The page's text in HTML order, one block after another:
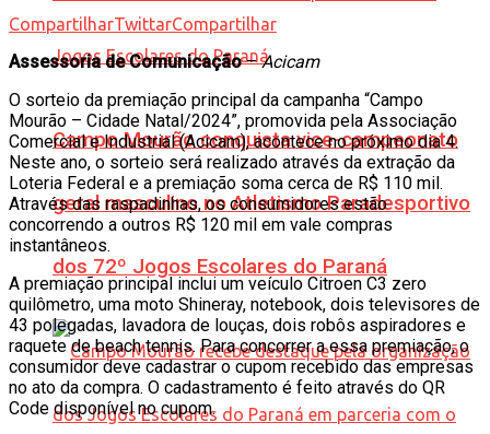
Campo Mourão conquista vice-campeonato
geral masculino no Atletismo Paradesportivo
dos 72º Jogos Escolares do Paraná
CompartilharTwittarCompartilhar
Assessoria de Comunicação–Acicam
O sorteio da premiação principal da campanha “Campo
Mourão – Cidade Natal/2024”, promovida pela Associação
Comercial e Industrial (Acicam), acontece no próximo dia 4.
Neste ano, o sorteio será realizado através da extração da
Loteria Federal e a premiação soma cerca de R$ 110 mil.
Através das raspadinhas, os consumidores estão
concorrendo a outros R$ 120 mil em vale compras
instantâneos.
A premiação principal inclui um veículo Citroen C3 zero
quilômetro, uma moto Shineray, notebook, dois televisores de
43 polegadas, lavadora de louças, dois robôs aspiradores e
raquete de beach tennis. Para concorrer a essa premiação, o
consumidor deve cadastrar o cupom recebido das empresas
no ato da compra. O cadastramento é feito através do QR
Code disponível no cupom.